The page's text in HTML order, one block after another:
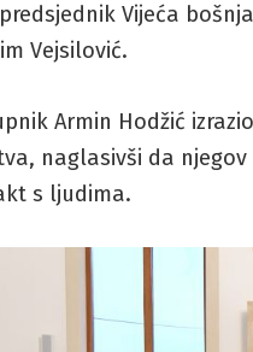
Vijeća
Vejsilović.
Armin Hodžić
naglasivši da
s ljudima.